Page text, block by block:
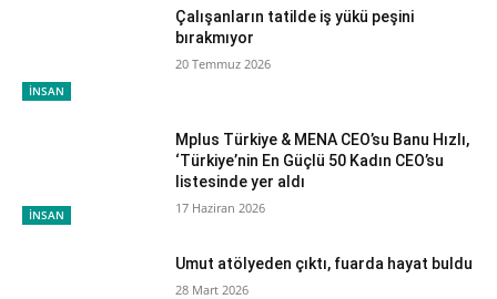
İNSAN
Çalışanların tatilde iş yükü peşini
bırakmıyor
20 Temmuz 2026
İNSAN
Mplus Türkiye & MENA CEO’su Banu Hızlı,
‘Türkiye’nin En Güçlü 50 Kadın CEO’su
listesinde yer aldı
17 Haziran 2026
Umut atölyeden çıktı, fuarda hayat buldu
28 Mart 2026